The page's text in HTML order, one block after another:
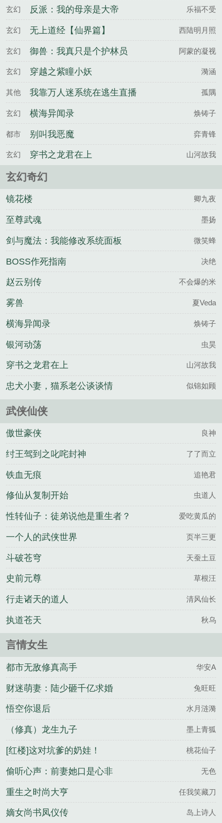
版）
玄幻 反派：我的母亲是大帝 乐福不受
玄幻 无上道经【仙界篇】 西陆明月照
玄幻 御兽：我真只是个护林员 阿蒙的凝视
玄幻 穿越之紫瞳小妖 漪涵
其他
我靠万人迷系统在逃生直播
称霸
孤隅
玄幻 横海异闻录 焕铸子
都市 别叫我恶魔 弈青锋
玄幻 穿书之龙君在上 山河故我
玄幻奇幻
镜花楼 卿九夜
至尊武魂 墨扬
剑与魔法：我能修改系统面板 微笑蜂
BOSS作死指南 决绝
赵云别传 不会爆的米
雾兽 夏Veda
横海异闻录 焕铸子
银河动荡 虫昊
穿书之龙君在上 山河故我
忠犬小妻，猫系老公谈谈情 似锦如顾
武侠仙侠
傲世豪侠 良神
纣王驾到之叱咤封神 了了而立
铁血无痕 追艳君
修仙从复制开始 虫道人
性转仙子：徒弟说他是重生者？ 爱吃黄瓜的
一个人的武侠世界 页半三更
斗破苍穹 天蚕土豆
史前元尊 草根汪
行走诸天的道人 清风仙长
执道苍天 秋乌
言情女生
都市无敌修真高手 华安A
财迷萌妻：陆少砸千亿求婚 兔旺旺
悟空你退后 水月涟漪
（修真）龙生九子 墨上青狐
[红楼]这对坑爹的奶娃！ 桃花仙子
偷听心声：前妻她口是心非 无色
重生之时尚大亨 任我笑藏刀
嫡女尚书凤仪传 岛上诗人